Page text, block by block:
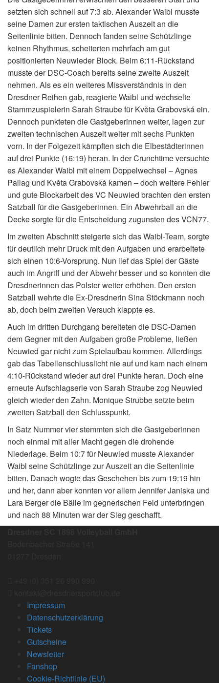
setzten sich schnell auf 7:3 ab. Alexander Waibl musste
seine Damen zur ersten taktischen Auszeit an die
Seitenlinie bitten. Dennoch fanden seine Schützlinge
keinen Rhythmus, scheiterten mehrfach am gut
positionierten Neuwieder Block. Beim 6:11-Rückstand
musste der DSC-Coach bereits seine zweite Auszeit
nehmen. Als es ein weiteres Missverständnis in den
Dresdner Reihen gab, reagierte Waibl und wechselte
Stammzuspielerin Sarah Straube für Květa Grabovská ein.
Dennoch punkteten die Gastgeberinnen weiter, lagen zur
zweiten technischen Auszeit weiter mit sechs Punkten
vorn. In der Folgezeit kämpften sich die Elbestädterinnen
auf drei Punkte (16:19) heran. In der Crunchtime versuchte
es Alexander Waibl mit einem Doppelwechsel – Agnes
Pallag und Květa Grabovská kamen – doch weitere Fehler
und gute Blockarbeit des VC Neuwied brachten den ersten
Satzball für die Gastgeberinnen. Ein Abwehrball an die
Decke sorgte für die Entscheidung zugunsten des VCN77.
Im zweiten Abschnitt steigerte sich das Waibl-Team, sorgte
für deutlich mehr Druck mit den Aufgaben und erarbeitete
sich einen 10:6-Vorsprung. Nun lief das Spiel der Gäste
auch im Angriff und der Abwehr besser und so konnten die
Dresdnerinnen das Polster weiter erhöhen. Den ersten
Satzball wehrte die Ex-Dresdnerin Sina Stöckmann noch
ab, doch beim zweiten Versuch klappte es.
Auch im dritten Durchgang bereiteten die DSC-Damen
dem Gegner mit den Aufgaben große Probleme, ließen
Neuwied gar nicht zum Spielaufbau kommen. Allerdings
gab das Tabellenschlusslicht nie auf und kam nach einem
4:10-Rückstand wieder auf drei Punkte heran. Doch eine
erneute Aufschlagserie von Sarah Straube zog Neuwied
gleich wieder den Zahn. Monique Strubbe setzte beim
zweiten Satzball den Schlusspunkt.
In Satz Nummer vier stemmten sich die Gastgeberinnen
noch einmal mit aller Macht gegen die drohende
Niederlage. Beim 10:7 für Neuwied musste Alexander
Waibl seine Schützlinge zur Auszeit an die Seitenlinie
bitten. Danach wogte das Geschehen bis zum 19:19 hin
und her, dann aber konnten vor allem Jennifer Janiska und
Lara Berger die Bälle im gegnerischen Feld unterbringen
und nach 88 Minuten war der Sieg geschafft.
Impressum
Datenschutzerklärung
Tickets
Gutscheine
Newsletter
Fanshop
Cookie-Richtlinie (EU)